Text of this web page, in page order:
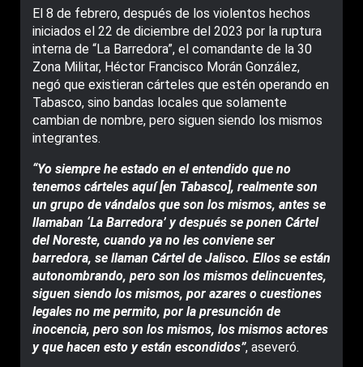
El 8 de febrero, después de los violentos hechos
iniciados el 22 de diciembre del 2023 por la ruptura
interna de “La Barredora”, el comandante de la 30
Zona Militar, Héctor Francisco Morán González,
negó que existieran cárteles que estén operando en
Tabasco, sino bandas locales que solamente
cambian de nombre, pero siguen siendo los mismos
integrantes.
“Yo siempre he estado en el entendido que no
tenemos cárteles aquí [en Tabasco], realmente son
un grupo de vándalos que son los mismos, antes se
llamaban ‘La Barredora’ y después se ponen Cártel
del Noreste, cuando ya no les conviene ser
barredora, se llaman Cártel de Jalisco. Ellos se están
autonombrando, pero son los mismos delincuentes,
siguen siendo los mismos, por azares o cuestiones
legales no me permito, por la presunción de
inocencia, pero son los mismos, los mismos actores
y que hacen esto y están escondidos”, aseveró.